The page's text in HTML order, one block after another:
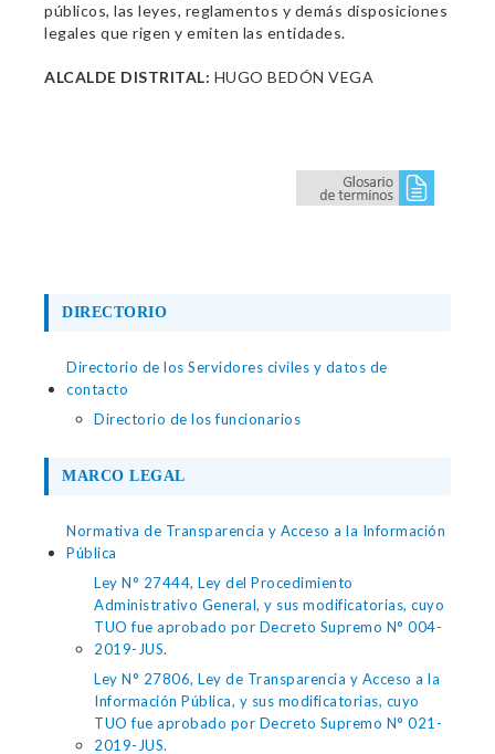
públicos, las leyes, reglamentos y demás disposiciones
legales que rigen y emiten las entidades.
ALCALDE DISTRITAL: HUGO BEDÓN VEGA
DIRECTORIO
Directorio de los Servidores civiles y datos de
contacto
Directorio de los funcionarios
MARCO LEGAL
Normativa de Transparencia y Acceso a la Información
Pública
Ley N° 27444, Ley del Procedimiento
Administrativo General, y sus modificatorias, cuyo
TUO fue aprobado por Decreto Supremo N° 004-
2019-JUS.
Ley N° 27806, Ley de Transparencia y Acceso a la
Información Pública, y sus modificatorias, cuyo
TUO fue aprobado por Decreto Supremo N° 021-
2019-JUS.